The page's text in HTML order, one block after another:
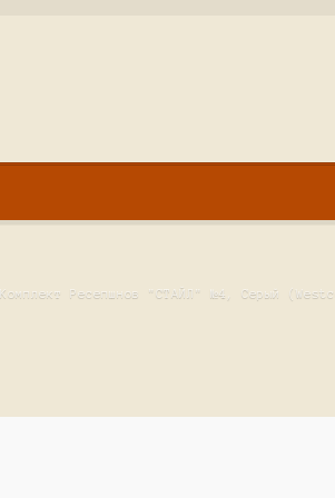
Комплект Ресепшнов "СТАЙЛ" №4, Серый